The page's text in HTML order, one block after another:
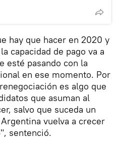
hay que hacer en 2020 y
capacidad de pago va a
esté pasando con la
en ese momento. Por
es algo que
que asuman al
salvo que suceda un
vuelva a crecer
sentenció.